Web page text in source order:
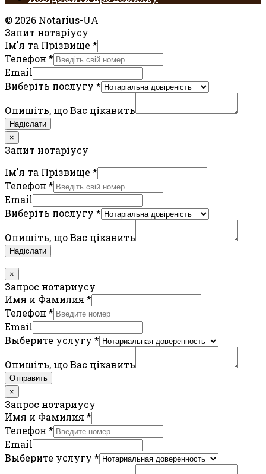
© 2026 Notarius-UA
Запит нотаріусу
Ім'я та Прізвище *
Телефон *
Email
Виберіть послугу *
Опишіть, що Вас цікавить
Надіслати
×
Запит нотаріусу
Ім'я та Прізвище *
Телефон *
Email
Виберіть послугу *
Опишіть, що Вас цікавить
Надіслати
×
Запрос нотариусу
Имя и Фамилия *
Телефон *
Email
Выберите услугу *
Опишіть, що Вас цікавить
Отправить
×
Запрос нотариусу
Имя и Фамилия *
Телефон *
Email
Выберите услугу *